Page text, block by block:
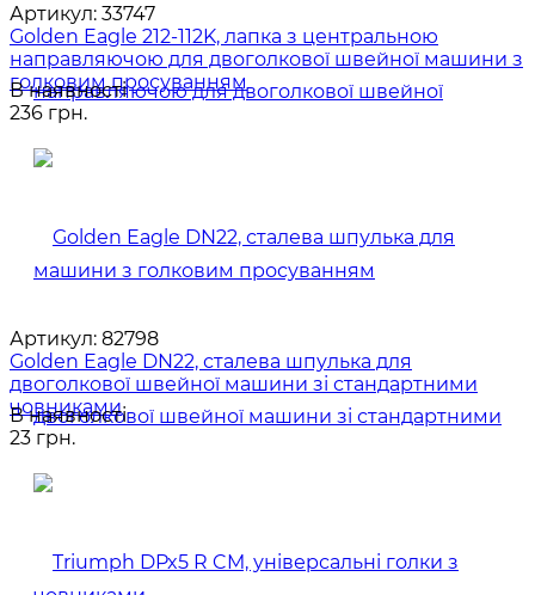
Артикул: 33747
Golden Eagle 212-112K, лапка з центральною
направляючою для двоголкової швейної машини з
голковим просуванням
В наявності
236 грн.
Артикул: 82798
Golden Eagle DN22, сталева шпулька для
двоголкової швейної машини зі стандартними
човниками
В наявності
23 грн.